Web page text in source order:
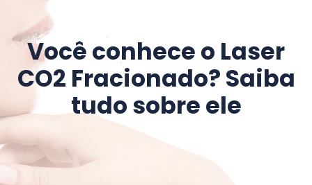
Você conhece o Laser
CO2 Fracionado? Saiba
tudo sobre ele